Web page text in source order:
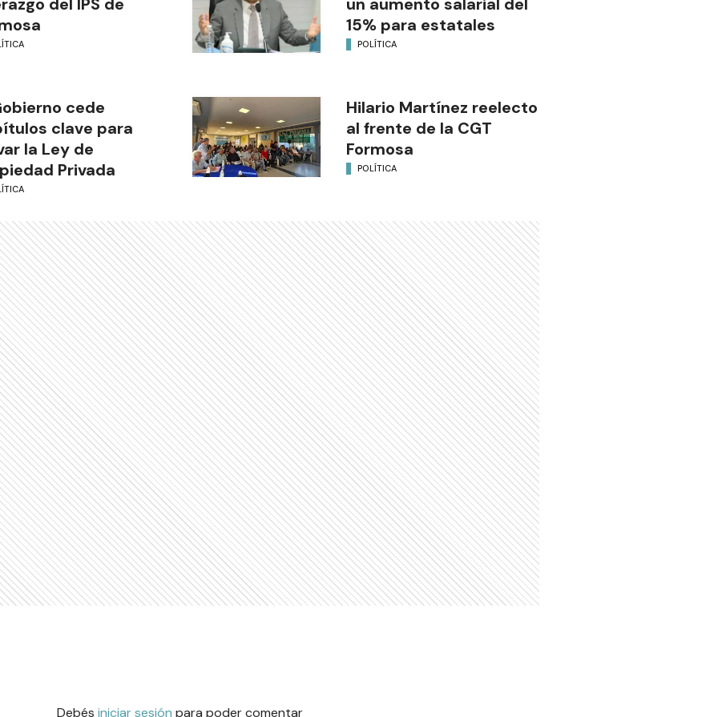
15% para estatales
POLÍTICA
cede
clave para
la Ley de
Privada
Hilario Martínez reelecto
al frente de la CGT
Formosa
POLÍTICA
Debés iniciar sesión para poder comentar